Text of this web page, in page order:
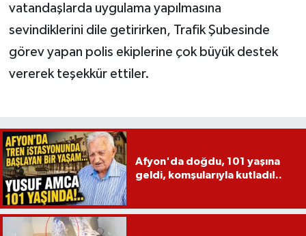
vatandaşlarda uygulama yapılmasına
sevindiklerini dile getirirken, Trafik Şubesinde
görev yapan polis ekiplerine çok büyük destek
vererek teşekkür ettiler.
Afyon'da doğdu, 101 yaşına
geldi, komşularıyla kutladı!..